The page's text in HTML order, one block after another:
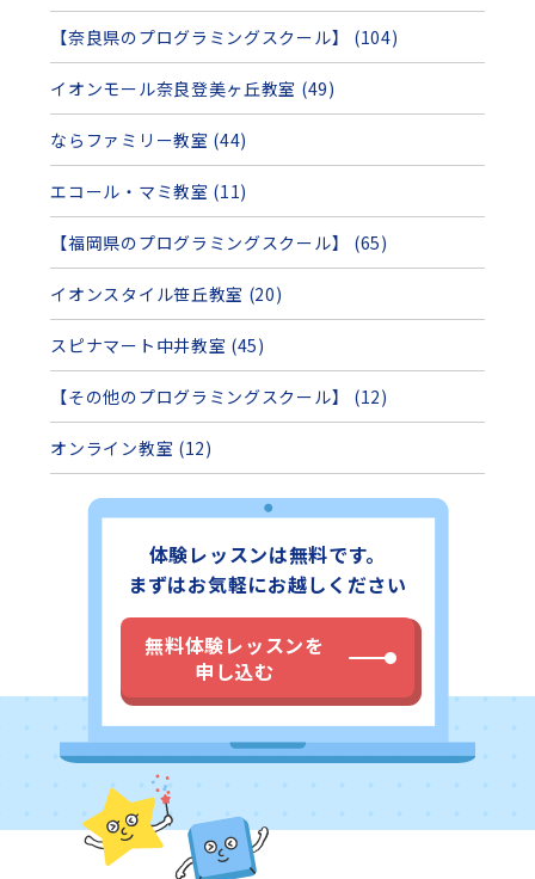
【奈良県のプログラミングスクール】 (104)
イオンモール奈良登美ヶ丘教室 (49)
ならファミリー教室 (44)
エコール・マミ教室 (11)
【福岡県のプログラミングスクール】 (65)
イオンスタイル笹丘教室 (20)
スピナマート中井教室 (45)
【その他のプログラミングスクール】 (12)
オンライン教室 (12)
体験レッスンは無料です。
まずはお気軽にお越しください
無料体験レッスンを
申し込む